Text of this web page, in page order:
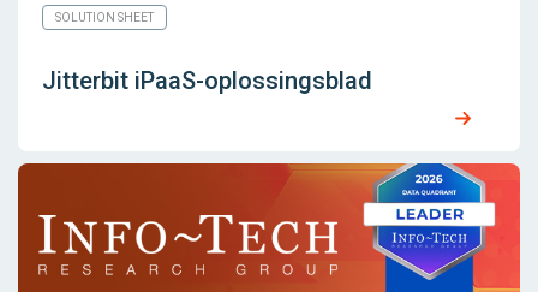
SOLUTION SHEET
Jitterbit iPaaS-oplossingsblad